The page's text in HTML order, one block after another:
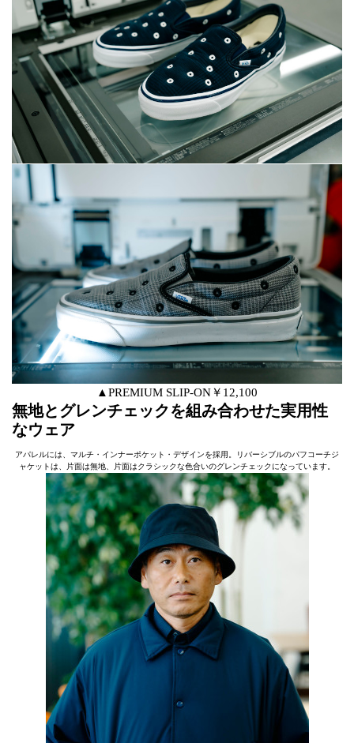
▲PREMIUM SLIP-ON￥12,100
無地とグレンチェックを組み合わせた実用性
なウェア
アパレルには、マルチ・インナーポケット・デザインを採用。リバーシブルのパフコーチジ
ャケットは、片面は無地、片面はクラシックな色合いのグレンチェックになっています。